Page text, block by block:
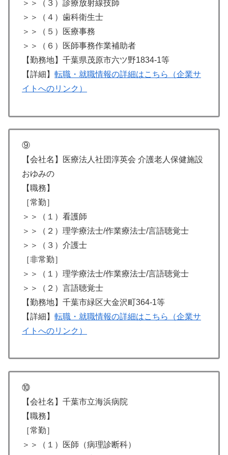
＞＞（３）診療放射線技師
＞＞（４）歯科衛生士
＞＞（５）医療事務
＞＞（６）医師事務作業補助者
【勤務地】千葉県茂原市六ツ野1834-1等
【詳細】 転職・就職情報の詳細はこちら（企業サ
イトへのリンク）
⑨
【会社名】医療法人社団淳英会 介護老人保健施設
おゆみの
【職務】
［常勤］
＞＞（１）看護師
＞＞（２）理学療法士/作業療法士/言語聴覚士
＞＞（３）介護士
［非常勤］
＞＞（１）理学療法士/作業療法士/言語聴覚士
＞＞（２）言語聴覚士
【勤務地】千葉市緑区大金沢町364-1等
【詳細】 転職・就職情報の詳細はこちら（企業サ
イトへのリンク）
⑩
【会社名】千葉市立海浜病院
【職務】
［常勤］
＞＞（１）医師（病理診断科）